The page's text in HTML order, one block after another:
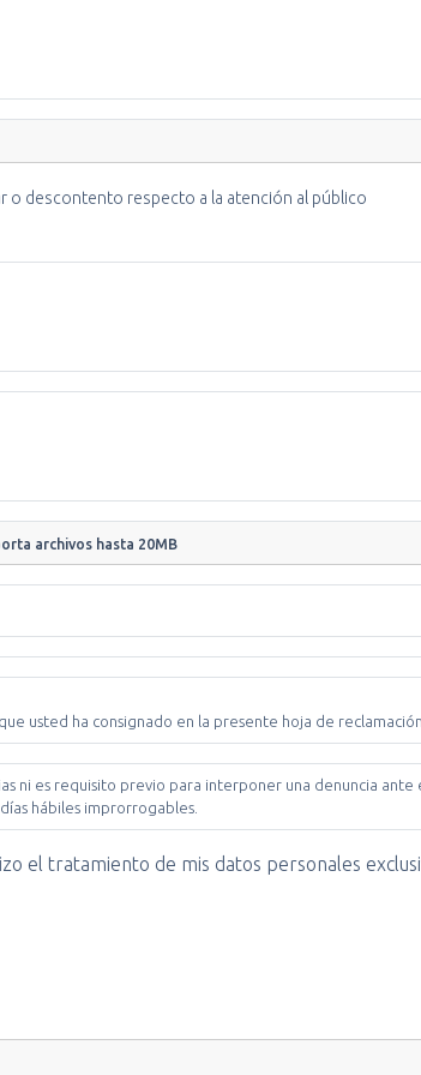
o descontento respecto a la atención al público
archivos hasta 20MB
usted ha consignado en la presente hoja de reclamación.
ni es requisito previo para interponer una denuncia ante
hábiles improrrogables.
el tratamiento de mis datos personales